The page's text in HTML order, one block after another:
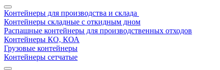
Контейнеры для производства и склада
Контейнеры складные с откидным дном
Распашные контейнеры для производственных отходов
Контейнеры КО, КОА
Грузовые контейнеры
Контейнеры сетчатые